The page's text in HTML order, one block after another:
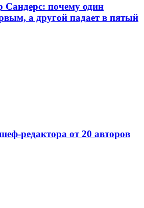
почему один
а другой падает в пятый
редактора от 20 авторов